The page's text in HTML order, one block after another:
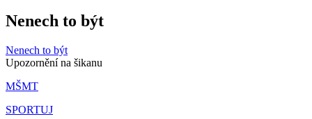
Nenech to být
Nenech to být
Upozornění na šikanu
MŠMT
SPORTUJ